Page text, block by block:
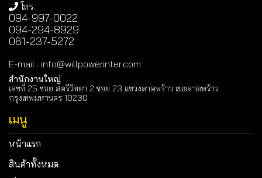
โทร.
094-997-0022
094-294-8929
061-237-5272
E-mail : info@willpowerinter.com
สำนักงานใหญ่
เลขที่ 25 ซอย สตรีวิทยา 2 ซอย 23 แขวงลาดพร้าว เขตลาดพร้าว
กรุงเทพมหานคร 10230
เมนู
หน้าแรก
สินค้าทั้งหมด